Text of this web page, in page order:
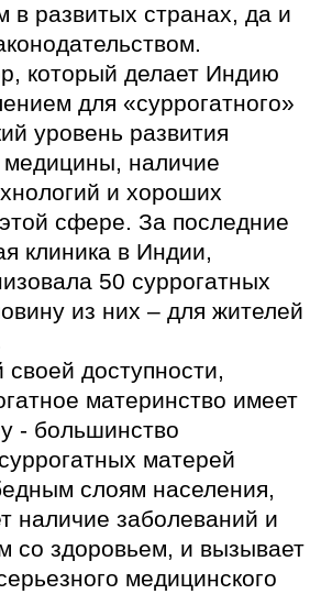
в развитых странах, да и
который делает Индию
для «суррогатного»
уровень развития
медицины, наличие
и хороших
сфере. За последние
клиника в Индии,
50 суррогатных
из них – для жителей
доступности,
материнство имеет
- большинство
матерей
слоям населения,
наличие заболеваний и
со здоровьем, и вызывает
медицинского